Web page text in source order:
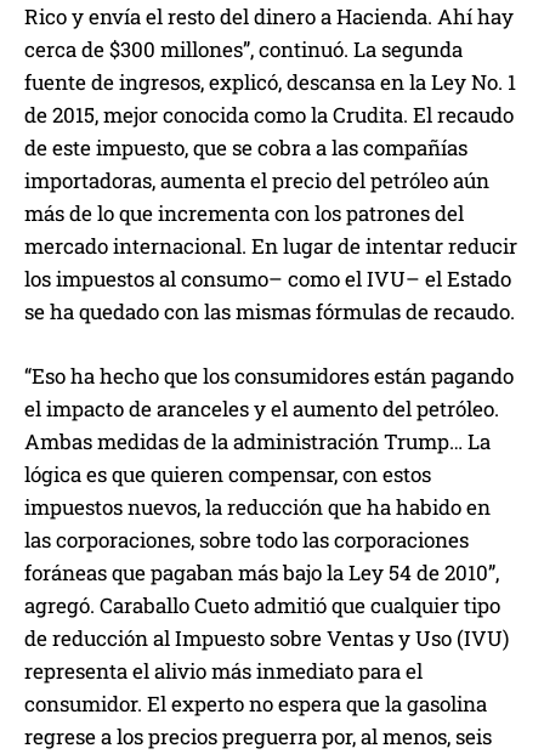
Rico y envía el resto del dinero a Hacienda. Ahí hay
cerca de $300 millones”, continuó. La segunda
fuente de ingresos, explicó, descansa en la Ley No. 1
de 2015, mejor conocida como la Crudita. El recaudo
de este impuesto, que se cobra a las compañías
importadoras, aumenta el precio del petróleo aún
más de lo que incrementa con los patrones del
mercado internacional. En lugar de intentar reducir
los impuestos al consumo– como el IVU– el Estado
se ha quedado con las mismas fórmulas de recaudo.
“Eso ha hecho que los consumidores están pagando
el impacto de aranceles y el aumento del petróleo.
Ambas medidas de la administración Trump… La
lógica es que quieren compensar, con estos
impuestos nuevos, la reducción que ha habido en
las corporaciones, sobre todo las corporaciones
foráneas que pagaban más bajo la Ley 54 de 2010”,
agregó. Caraballo Cueto admitió que cualquier tipo
de reducción al Impuesto sobre Ventas y Uso (IVU)
representa el alivio más inmediato para el
consumidor. El experto no espera que la gasolina
regrese a los precios preguerra por, al menos, seis